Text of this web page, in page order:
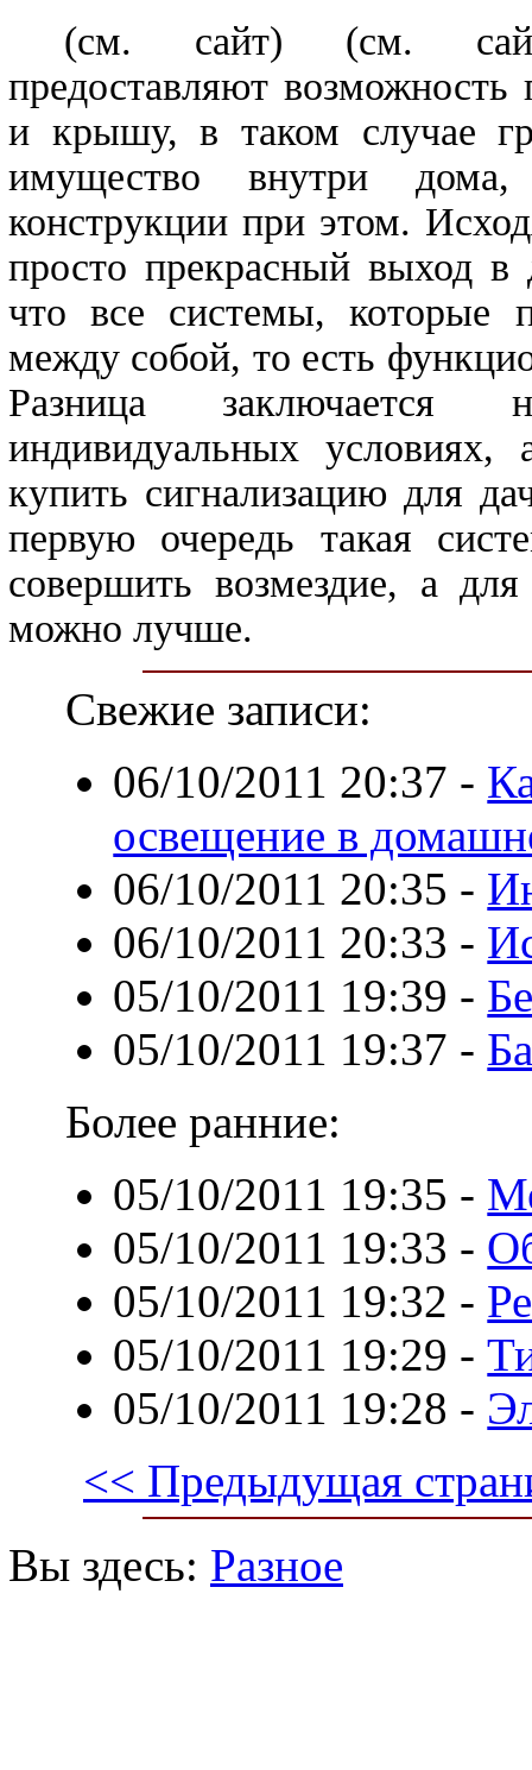
(см. сайт)
(см.
предоставляют возможность
и крышу, в таком случае
имущество внутри
конструкции при этом.
просто прекрасный выход
что все системы, которые
между собой, то есть
Разница заключается
индивидуальных
купить сигнализацию для
первую очередь такая
совершить возмездие, а
можно лучше.
Свежие записи:
06/10/2011 20:37 -
освещение в
06/10/2011 20:35 -
06/10/2011 20:33 -
05/10/2011 19:39 -
05/10/2011 19:37 -
Более ранние:
05/10/2011 19:35 -
05/10/2011 19:33 -
05/10/2011 19:32 -
05/10/2011 19:29 -
05/10/2011 19:28 -
<< Предыдущая
Вы здесь: Разное